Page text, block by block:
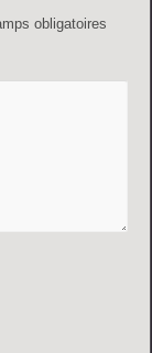
obligatoires